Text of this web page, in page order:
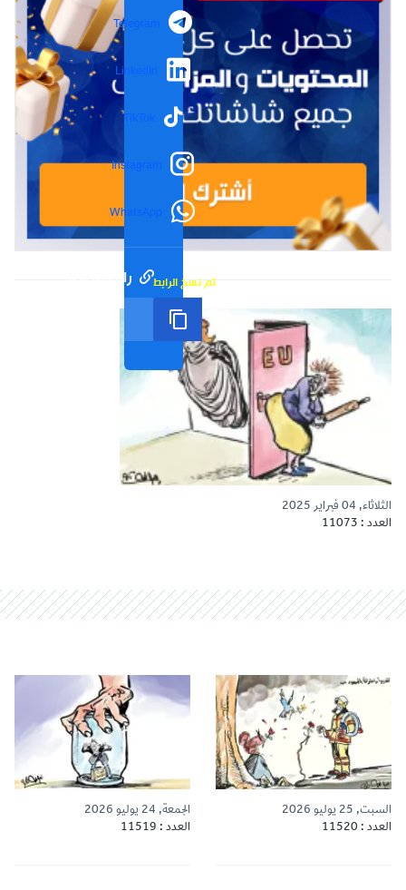
Telegram
LinkedIn
TikTok
Instagram
WhatsApp
رابط مختصر تم نسخ الرابط
الثلاثاء, 04 فبراير 2025
العدد : 11073
السبت, 25 يوليو 2026
العدد : 11520
الجمعة, 24 يوليو 2026
العدد : 11519